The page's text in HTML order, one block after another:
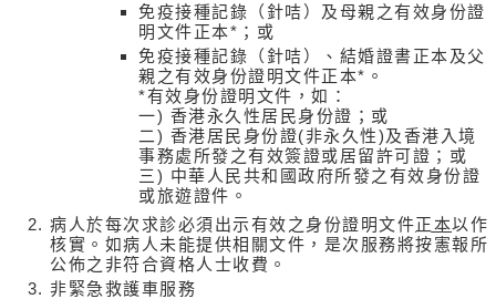
免疫接種記錄（針咭）及母親之有效身份證
明文件正本*；或
免疫接種記錄（針咭）、結婚證書正本及父
親之有效身份證明文件正本*。
*有效身份證明文件，如：
一) 香港永久性居民身份證；或
二) 香港居民身份證(非永久性)及香港入境
事務處所發之有效簽證或居留許可證；或
三) 中華人民共和國政府所發之有效身份證
或旅遊證件。
病人於每次求診必須出示有效之身份證明文件正本以作
核實。如病人未能提供相關文件，是次服務將按憲報所
公佈之非符合資格人士收費。
非緊急救護車服務